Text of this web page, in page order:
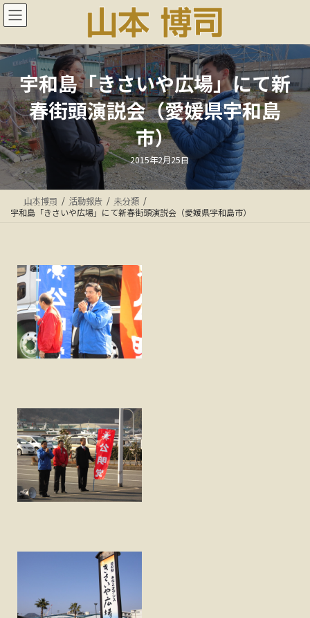
コ
ン
ン
ツ
へ
ス
キ
ッ
プ
ナ
ビ
ー
シ
ョ
ン
に
移
動
宇和島「きさいや広場」にて新
春街頭演説会（愛媛県宇和島
市）
最
終
更
新
日
時
:
2015年2月25日
山本博司 活動報告
未分類
宇和島「きさいや広場」にて新春街頭演説会（愛媛県宇和島市）